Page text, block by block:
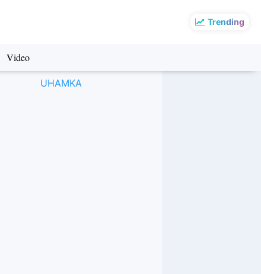
Trending
Video
UHAMKA